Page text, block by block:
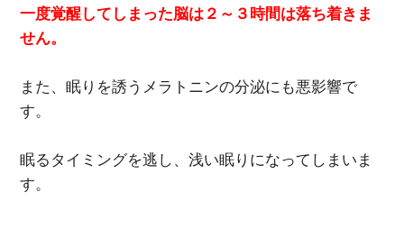
一度覚醒してしまった脳は２～３時間は落ち着きま
せん。
また、眠りを誘うメラトニンの分泌にも悪影響で
す。
眠るタイミングを逃し、浅い眠りになってしまいま
す。